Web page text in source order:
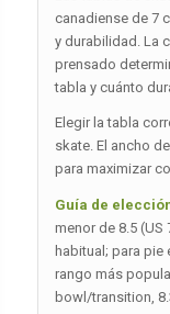
canadiense de 7
y durabilidad. La
prensado
tabla y cuánto
Elegir la tabla
skate. El ancho
para maximizar
Guía de
menor de 8.5 (US
habitual; para pie
rango más
bowl/transition,